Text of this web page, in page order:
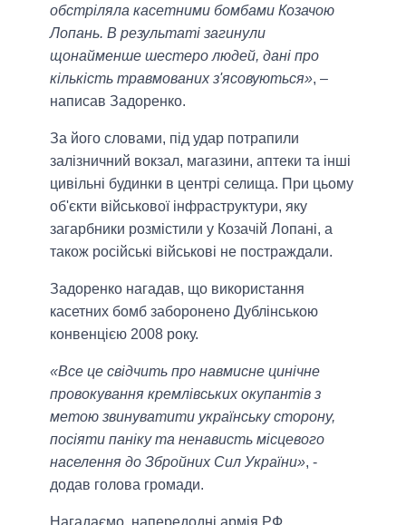
обстріляла касетними бомбами Козачою
Лопань. В результаті загинули
щонайменше шестеро людей, дані про
кількість травмованих з'ясовуються», –
написав Задоренко.
За його словами, під удар потрапили
залізничний вокзал, магазини, аптеки та інші
цивільні будинки в центрі селища. При цьому
об'єкти військової інфраструктури, яку
загарбники розмістили у Козачій Лопані, а
також російські військові не постраждали.
Задоренко нагадав, що використання
касетних бомб заборонено Дублінською
конвенцією 2008 року.
«Все це свідчить про навмисне цинічне
провокування кремлівських окупантів з
метою звинуватити українську сторону,
посіяти паніку та ненависть місцевого
населення до Збройних Сил України», -
додав голова громади.
Нагадаємо, напередодні армія РФ